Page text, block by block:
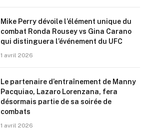
Mike Perry dévoile l’élément unique du
combat Ronda Rousey vs Gina Carano
qui distinguera l’événement du UFC
1 avril 2026
Le partenaire d’entraînement de Manny
Pacquiao, Lazaro Lorenzana, fera
désormais partie de sa soirée de
combats
1 avril 2026